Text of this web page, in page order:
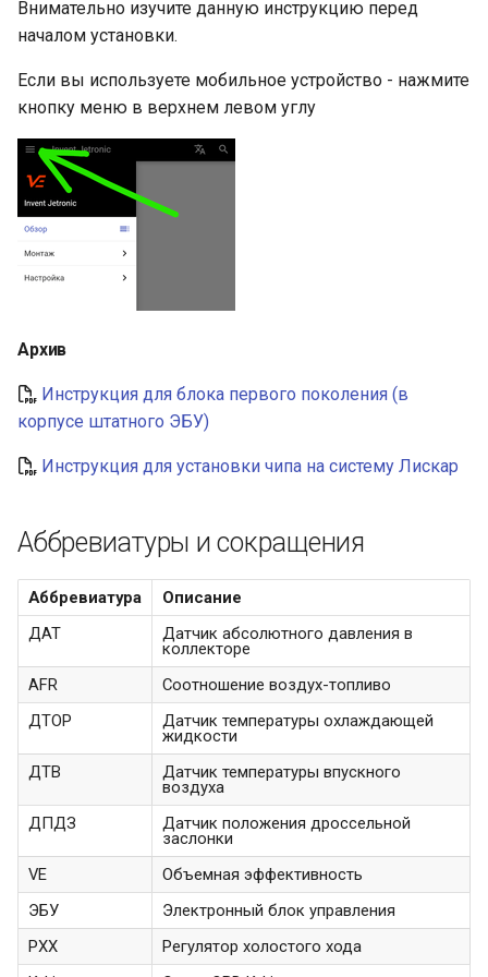
и
с
к
Управление зажиганием
Другие датчики
Внимательно изучите данную инструкцию перед
началом установки.
Если вы используете мобильное устройство - нажмите
кнопку меню в верхнем левом углу
Архив
Инструкция для блока первого поколения (в
корпусе штатного ЭБУ)
Инструкция для установки чипа на систему Лискар
Аббревиатуры и сокращения
Аббревиатура
Описание
ДАТ
Датчик абсолютного давления в
коллекторе
AFR
Соотношение воздух-топливо
ДТОР
Датчик температуры охлаждающей
жидкости
ДТВ
Датчик температуры впускного
воздуха
ДПДЗ
Датчик положения дроссельной
заслонки
VE
Объемная эффективность
ЭБУ
Электронный блок управления
РХХ
Регулятор холостого хода